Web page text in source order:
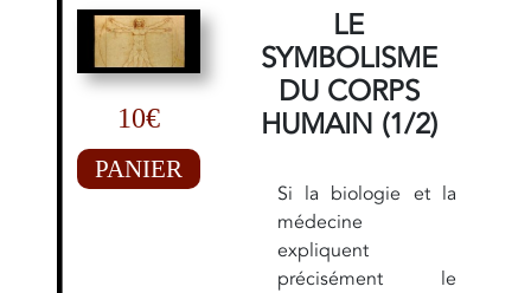
10€
PANIER
LE
SYMBOLISME
DU CORPS
HUMAIN (1/2)
Si la biologie et la
médecine
expliquent
précisément le